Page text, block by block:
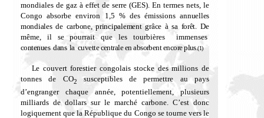
mondiales de gaz à effet de serre (GES). En termes nets, le
Congo absorbe environ 1,5 % des émissionsannuelles
mondiales de carbone, principalement grâce à sa forêt.De
même, il se pourrait que les tourbières immenses
contenues dans la cuvette centrale en absorbent encore plus.(1)
Le couvert forestier congolais stocke des millions de
tonnes de CO2 susceptibles de permettre au pays
d’engranger chaque année, potentiellement, plusieurs
milliards de dollars sur le marché carbone. C’est donc
logiquement que la République du Congo se tourne vers le